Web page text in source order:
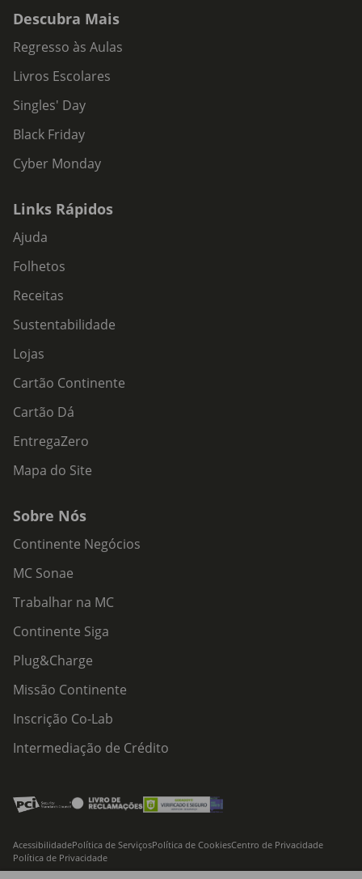
Descubra Mais
Regresso às Aulas
Livros Escolares
Singles' Day
Black Friday
Cyber Monday
Links Rápidos
Ajuda
Folhetos
Receitas
Sustentabilidade
Lojas
Cartão Continente
Cartão Dá
EntregaZero
Mapa do Site
Sobre Nós
Continente Negócios
MC Sonae
Trabalhar na MC
Continente Siga
Plug&Charge
Missão Continente
Inscrição Co-Lab
Intermediação de Crédito
AcessibilidadePolítica de ServiçosPolítica de CookiesCentro de Privacidade
Política de Privacidade